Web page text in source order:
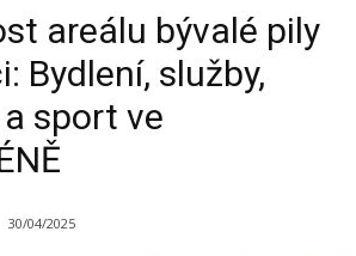
areálu bývalé pily
Bydlení, služby,
sport ve
30/04/2025